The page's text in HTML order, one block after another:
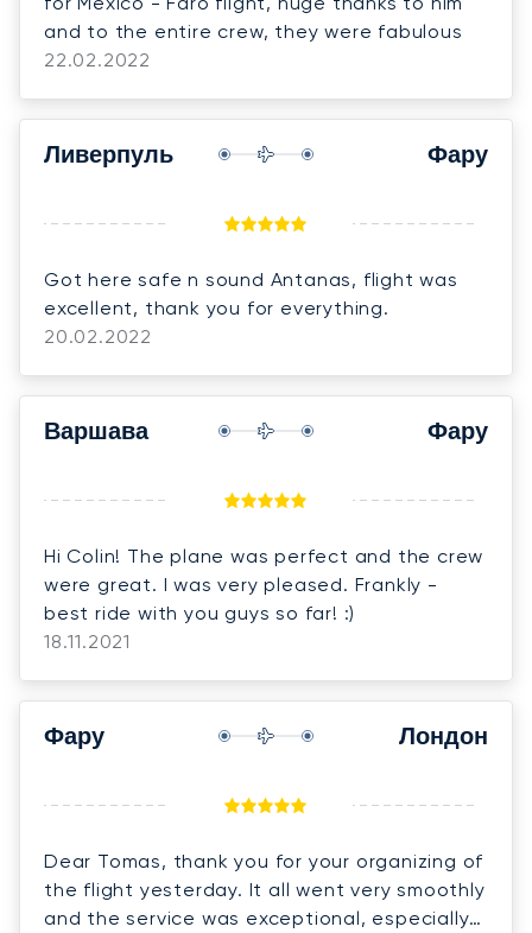
and to the entire crew, they were fabulous
22.02.2022
Ливерпуль Фару
Got here safe n sound Antanas, flight was
excellent, thank you for everything.
20.02.2022
Варшава Фару
Hi Colin! The plane was perfect and the crew
were great. I was very pleased. Frankly -
best ride with you guys so far! :)
18.11.2021
Фару Лондон
Dear Tomas, thank you for your organizing of
the flight yesterday. It all went very smoothly
and the service was exceptional, especially